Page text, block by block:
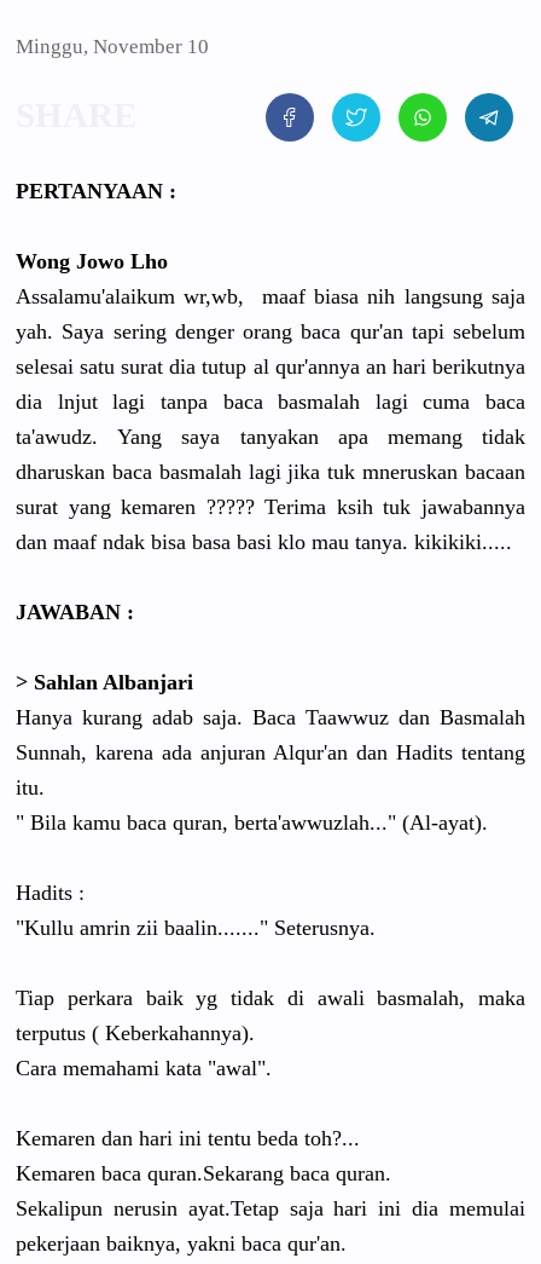
Minggu, November 10
PERTANYAAN :
Wong Jowo Lho
Assalamu'alaikum wr,wb, maaf biasa nih langsung saja
yah. Saya sering denger orang baca qur'an tapi sebelum
selesai satu surat dia tutup al qur'annya an hari berikutnya
dia lnjut lagi tanpa baca basmalah lagi cuma baca
ta'awudz. Yang saya tanyakan apa memang tidak
dharuskan baca basmalah lagi jika tuk mneruskan bacaan
surat yang kemaren ????? Terima ksih tuk jawabannya
dan maaf ndak bisa basa basi klo mau tanya. kikikiki.....
JAWABAN :
> Sahlan Albanjari
Hanya kurang adab saja. Baca Taawwuz dan Basmalah
Sunnah, karena ada anjuran Alqur'an dan Hadits tentang
itu.
" Bila kamu baca quran, berta'awwuzlah..." (Al-ayat).
Hadits :
"Kullu amrin zii baalin......." Seterusnya.
Tiap perkara baik yg tidak di awali basmalah, maka
terputus ( Keberkahannya).
Cara memahami kata "awal".
Kemaren dan hari ini tentu beda toh?...
Kemaren baca quran.Sekarang baca quran.
Sekalipun nerusin ayat.Tetap saja hari ini dia memulai
pekerjaan baiknya, yakni baca qur'an.